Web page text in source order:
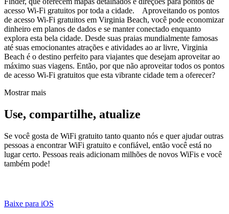
acesso Wi-Fi gratuitos por toda a cidade. Aproveitando os pontos
de acesso Wi-Fi gratuitos em Virginia Beach, você pode economizar
dinheiro em planos de dados e se manter conectado enquanto
explora esta bela cidade. Desde suas praias mundialmente famosas
até suas emocionantes atrações e atividades ao ar livre, Virginia
Beach é o destino perfeito para viajantes que desejam aproveitar ao
máximo suas viagens. Então, por que não aproveitar todos os pontos
de acesso Wi-Fi gratuitos que esta vibrante cidade tem a oferecer?
Mostrar mais
Use, compartilhe, atualize
Se você gosta de WiFi gratuito tanto quanto nós e quer ajudar outras
pessoas a encontrar WiFi gratuito e confiável, então você está no
lugar certo. Pessoas reais adicionam milhões de novos WiFis e você
também pode!
Baixe para iOS